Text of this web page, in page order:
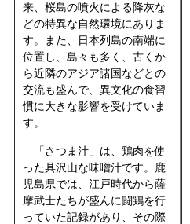
来、桜島の噴火による降灰な
どの特異な自然環境にありま
す。また、日本列島の南端に
位置し、島々も多く、古くか
ら近隣のアジア諸国などとの
交流も盛んで、異文化の食習
慣に大きな影響を受けていま
す。
「さつま汁」は、鶏肉を使
った具沢山な味噌汁です。鹿
児島県では、江戸時代から薩
摩武士たちが盛んに闘鶏を行
っていた記録があり、その際